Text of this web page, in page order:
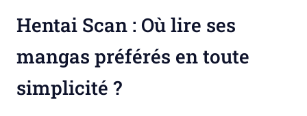
Hentai Scan : Où lire ses
mangas préférés en toute
simplicité ?